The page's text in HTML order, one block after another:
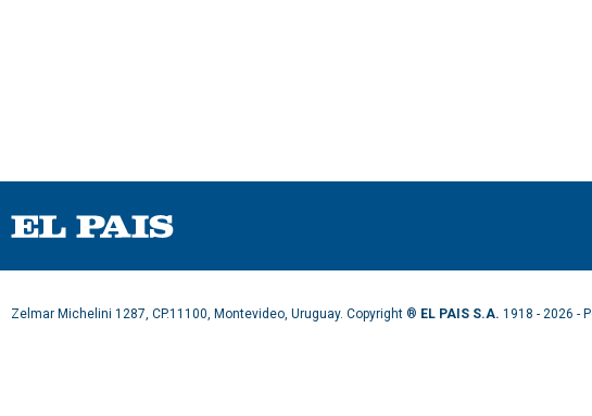
Zelmar Michelini 1287, CP.11100, Montevideo, Uruguay. Copyright ® EL PAIS S.A. 1918 - 2026 -